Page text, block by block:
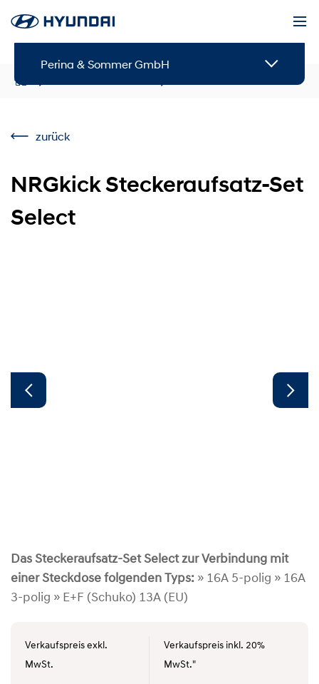
Perina & Sommer GmbH
zurück
NRGkick Steckeraufsatz-Set
Select
Das Steckeraufsatz-Set Select zur Verbindung mit
einer Steckdose folgenden Typs: » 16A 5-polig » 16A
3-polig » E+F (Schuko) 13A (EU)
Verkaufspreis exkl.
MwSt.
Verkaufspreis inkl. 20%
MwSt."